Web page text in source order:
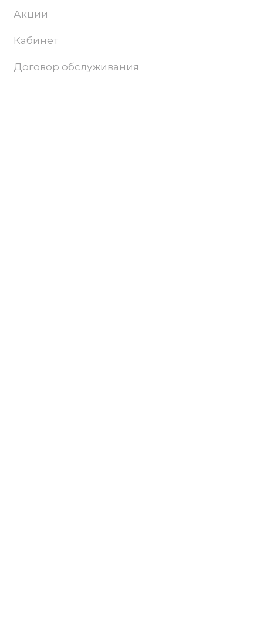
Акции
Кабинет
Договор обслуживания